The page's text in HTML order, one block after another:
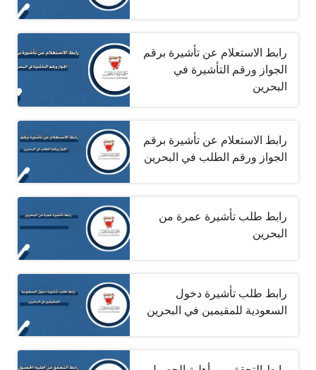
رابط الاستعلام عن تأشيرة برقم
الجواز ورقم التأشيرة في
البحرين
رابط الاستعلام عن تأشيرة برقم
الجواز ورقم الطلب في البحرين
رابط طلب تأشيرة عمرة من
البحرين
رابط طلب تأشيرة دخول
السعودية للمقيمين في البحرين